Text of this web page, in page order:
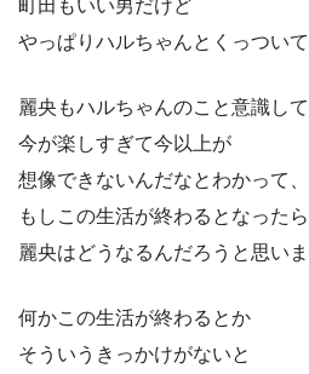
町田もいい男だけど
やっぱりハルちゃんとくっつい
麗央もハルちゃんのこと意識し
今が楽しすぎて今以上が
想像できないんだなとわかって、
もしこの生活が終わるとなったら
麗央はどうなるんだろうと思いま
何かこの生活が終わるとか
そういうきっかけがないと